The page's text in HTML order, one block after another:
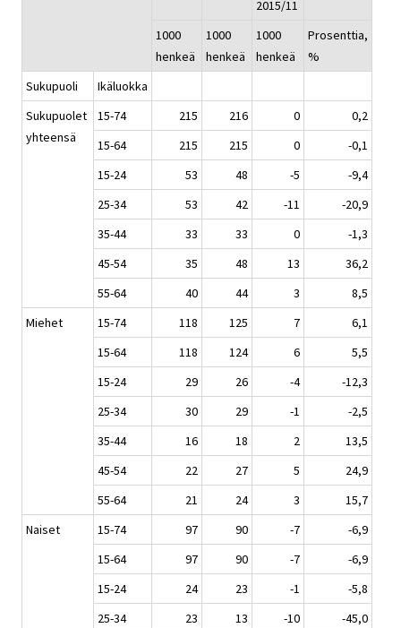
2015/11
1000
henkeä
1000
henkeä
1000
henkeä
Prosenttia,
%
Sukupuoli
Ikäluokka
Sukupuolet
yhteensä
15-74 215 216 0
0,2
15-64
215 215 0
-0,1
15-24
53 48 -5
-9,4
25-34
53 42 -11
-20,9
35-44
33 33 0
-1,3
45-54
35 48 13
36,2
55-64
40 44 3
8,5
Miehet
15-74 118 125 7
6,1
15-64
118 124 6
5,5
15-24
29 26 -4
-12,3
25-34
30 29 -1
-2,5
35-44
16 18 2
13,5
45-54
22 27 5
24,9
55-64
21 24 3
15,7
Naiset
15-74 97 90 -7
-6,9
15-64
97 90 -7
-6,9
15-24
24 23 -1
-5,8
25-34
23 13 -10
-45,0